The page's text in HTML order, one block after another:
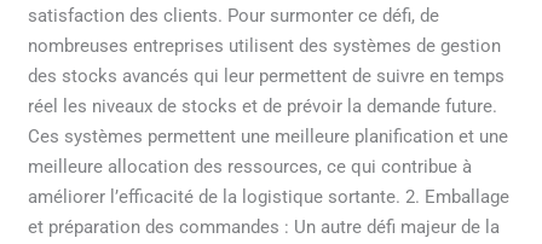
satisfaction des clients. Pour surmonter ce défi, de
nombreuses entreprises utilisent des systèmes de gestion
des stocks avancés qui leur permettent de suivre en temps
réel les niveaux de stocks et de prévoir la demande future.
Ces systèmes permettent une meilleure planification et une
meilleure allocation des ressources, ce qui contribue à
améliorer l’efficacité de la logistique sortante. 2. Emballage
et préparation des commandes : Un autre défi majeur de la